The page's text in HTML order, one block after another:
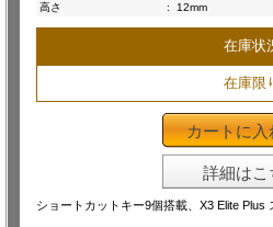
高さ
: 12mm
在庫状
在庫限
カートに入
詳細はこ
ショートカットキー9個搭載、X3 Elite Plus